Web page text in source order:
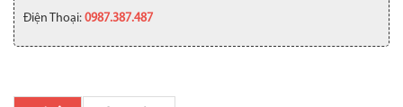
Điện Thoại: 0987.387.487